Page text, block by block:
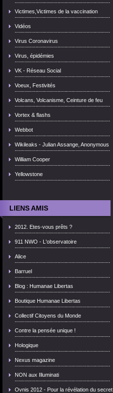
Victimes,Victimes de la vaccination
Vidéos
Virus Coronavirus
Virus, épidémies
VK - Réseau Social
Voeux, Festivités
Volcans, Volcanisme, Ceinture de feu
Vortex & flashs
Webbot
Wikileaks - Julian Assange, Anonymous
William Cooper
Yellowstone
LIENS AMIS
2012. Etes-vous prêts ?
911 NWO - L'observatoire
Alice
Barruel
Blog : Humanae Libertas
Boutique Humanae Libertas
Collectif Citoyens du Monde
Contre la pensée unique !
Hologique
Nexus magazine
NON aux Illuminati
Ovnis 2012 - Pour la révélation du secret